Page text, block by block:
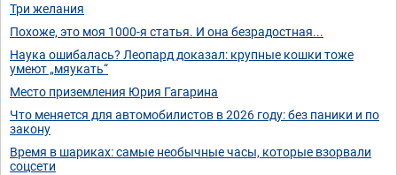
Три желания
Похоже, это моя 1000-я статья. И она безрадостная...
Наука ошибалась? Леопард доказал: крупные кошки тоже
умеют „мяукать“
Место приземления Юрия Гагарина
Что меняется для автомобилистов в 2026 году: без паники и по
закону
Время в шариках: самые необычные часы, которые взорвали
соцсети